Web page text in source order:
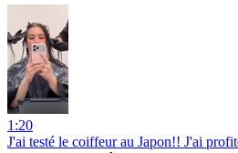
1:20
J'ai testé le coiffeur au Japon!! J'ai